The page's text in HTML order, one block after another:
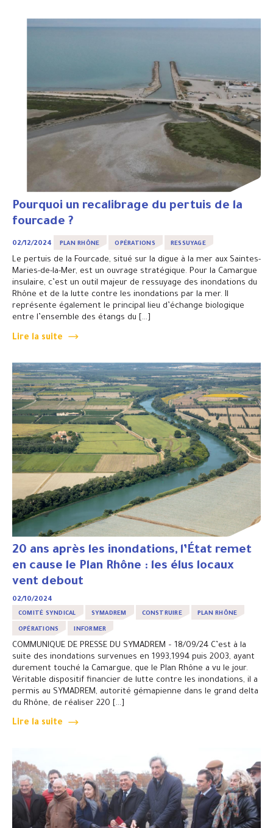
Pourquoi un recalibrage du pertuis de la
fourcade ?
02/12/2024 PLAN RHÔNE OPÉRATIONS RESSUYAGE
Le pertuis de la Fourcade, situé sur la digue à la mer aux Saintes-
Maries-de-la-Mer, est un ouvrage stratégique. Pour la Camargue
insulaire, c’est un outil majeur de ressuyage des inondations du
Rhône et de la lutte contre les inondations par la mer. Il
représente également le principal lieu d’échange biologique
entre l’ensemble des étangs du […]
Lire la suite
20 ans après les inondations, l’État remet
en cause le Plan Rhône : les élus locaux
vent debout
02/10/2024
COMITÉ SYNDICAL SYMADREM CONSTRUIRE PLAN RHÔNE
OPÉRATIONS INFORMER
COMMUNIQUE DE PRESSE DU SYMADREM – 18/09/24 C’est à la
suite des inondations survenues en 1993,1994 puis 2003, ayant
durement touché la Camargue, que le Plan Rhône a vu le jour.
Véritable dispositif financier de lutte contre les inondations, il a
permis au SYMADREM, autorité gémapienne dans le grand delta
du Rhône, de réaliser 220 […]
Lire la suite